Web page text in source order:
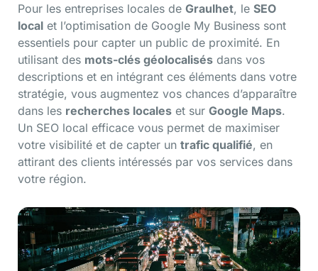
Pour les entreprises locales de Graulhet, le SEO
local et l’optimisation de Google My Business sont
essentiels pour capter un public de proximité. En
utilisant des mots-clés géolocalisés dans vos
descriptions et en intégrant ces éléments dans votre
stratégie, vous augmentez vos chances d’apparaître
dans les recherches locales et sur Google Maps.
Un SEO local efficace vous permet de maximiser
votre visibilité et de capter un trafic qualifié, en
attirant des clients intéressés par vos services dans
votre région.